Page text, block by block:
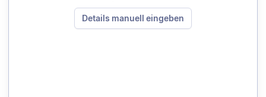
Details manuell eingeben